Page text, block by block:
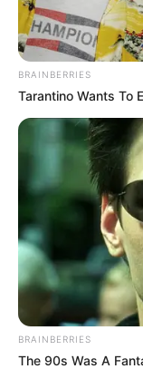
Simo
28/07/2021
24/7 mobile
der großen
die Uhr
Lieferzeiten aus.
gegründet und
READ MORE
BRAINBERRIES
Tarantino Wants To
BRAINBERRIES
The 90s Was A